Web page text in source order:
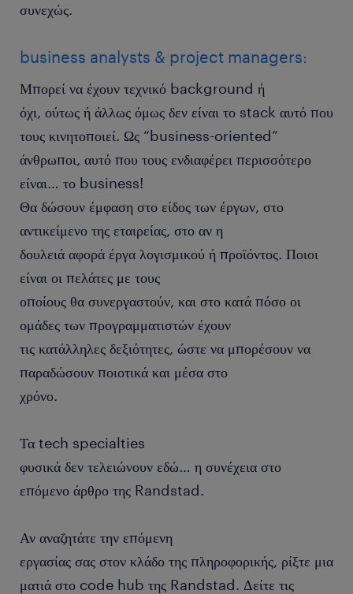
συνεχώς.
business analysts & project managers:
Μπορεί να έχουν τεχνικό background ή
όχι, ούτως ή άλλως όμως δεν είναι το stack αυτό που
τους κινητοποιεί. Ως “business-oriented”
άνθρωποι, αυτό που τους ενδιαφέρει περισσότερο
είναι… το business!
Θα δώσουν έμφαση στο είδος των έργων, στο
αντικείμενο της εταιρείας, στο αν η
δουλειά αφορά έργα λογισμικού ή προϊόντος. Ποιοι
είναι οι πελάτες με τους
οποίους θα συνεργαστούν, και στο κατά πόσο οι
ομάδες των προγραμματιστών έχουν
τις κατάλληλες δεξιότητες, ώστε να μπορέσουν να
παραδώσουν ποιοτικά και μέσα στο
χρόνο.
Τα tech specialties
φυσικά δεν τελειώνουν εδώ… η συνέχεια στο
επόμενο άρθρο της Randstad.
Αν αναζητάτε την επόμενη
εργασίας σας στον κλάδο της πληροφορικής, ρίξτε μια
ματιά στο code hub της Randstad. Δείτε τις